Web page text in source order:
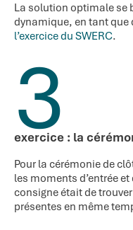
La solution optimale se
dynamique, en tant que
l’exercice du SWERC.
3
exercice : la
Pour la cérémonie de
les moments d’entrée
consigne était de
présentes en même